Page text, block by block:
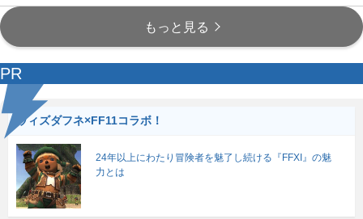
もっと見る
PR
ウィズダフネ×FF11コラボ！
24年以上にわたり冒険者を魅了し続ける『FFXI』の魅
力とは